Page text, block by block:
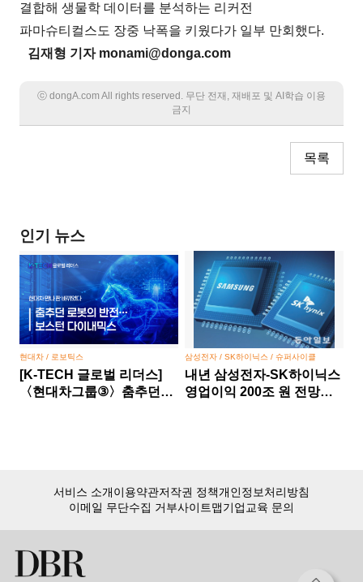
결합해 생물학 데이터를 분석하는 리커전
파마슈티컬스도 장중 낙폭을 키웠다가 일부 만회했다.
김재형 기자 monami@donga.com
ⓒ dongA.com All rights reserved. 무단 전재, 재배포 및 AI학습 이용
금지
목록
인기 뉴스
현대차 / 로보틱스
[K-TECH 글로벌 리더스]
〈현대차그룹③〉춤추던
삼성전자 / SK하이닉스 / 슈퍼사이클
내년 삼성전자-SK하이닉스
영업이익 200조 원 전망…
서비스 소개이용약관저작권 정책개인정보처리방침
이메일 무단수집 거부사이트맵기업교육 문의